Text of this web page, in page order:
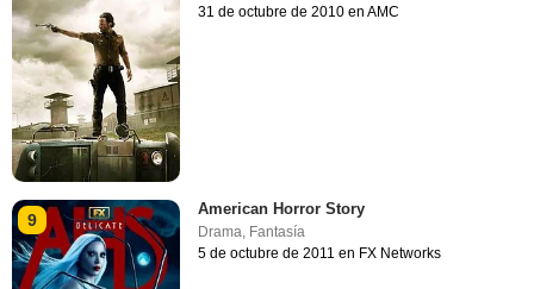
31 de octubre de 2010 en AMC
9
American Horror Story
Drama, Fantasía
5 de octubre de 2011 en FX Networks